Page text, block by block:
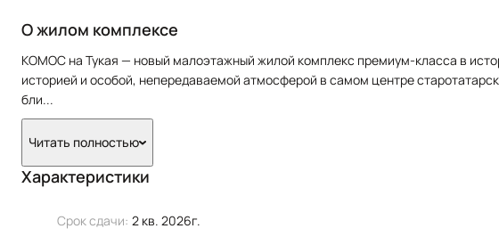
О жилом комплексе
КОМОС на Тукая — новый малоэтажный жилой комплекс премиум-класса в
историей и особой, непередаваемой атмосферой в самом центре
бли...
Читать полностью
Характеристики
Срок сдачи: 2 кв. 2026г.